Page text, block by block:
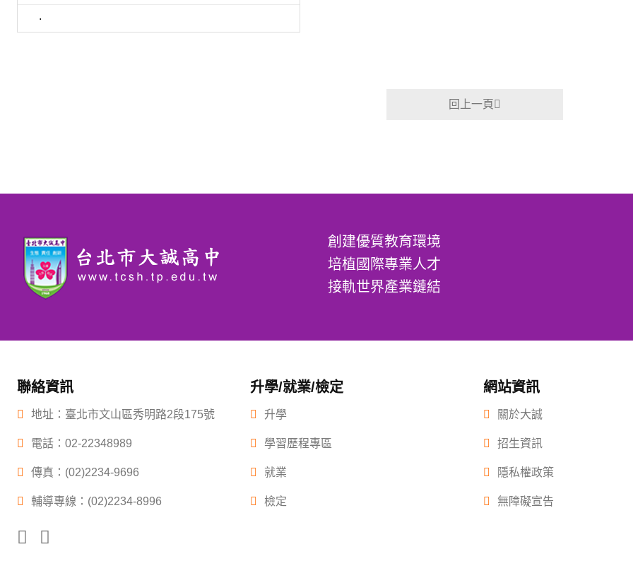
.
回上一頁
創建優質教育環境
培植國際專業人才
接軌世界產業鏈結
聯絡資訊
地址：臺北市文山區秀明路2段175號
電話： 02-22348989
傳真：(02)2234-9696
輔導專線：(02)2234-8996
升學/就業/檢定
升學
學習歷程專區
就業
檢定
網站資訊
關於大誠
招生資訊
隱私權政策
無障礙宣告